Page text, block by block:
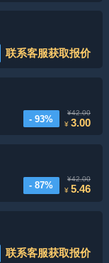
联系客服获取报价
- 93%
¥42.00
¥3.00
- 87%
¥42.00
¥5.46
联系客服获取报价